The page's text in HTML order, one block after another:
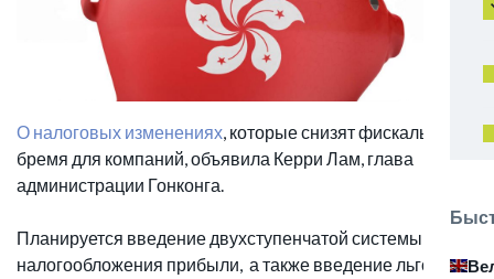
О налоговых изменениях, которые снизят фискальное
бремя для компаний, объявила Керри Лам, глава
администрации Гонконга.
Планируется введение двухступенчатой системы
налогообложения прибыли, а также введение льгот для